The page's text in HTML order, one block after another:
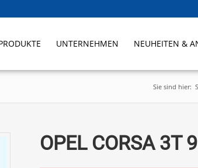
UNTERNEHMEN NEUHEITEN &
Sie sind hier:
OPEL CORSA 3T